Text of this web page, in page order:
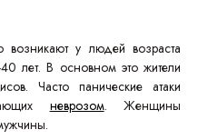
возникают у людей возраста
лет. В основном это жители
Часто панические атаки
неврозом. Женщины